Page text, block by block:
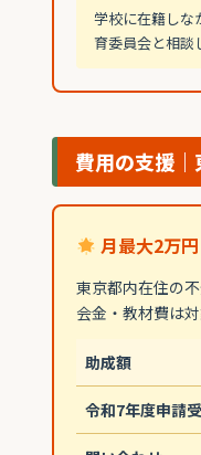
学校に在籍しな
育委員会と相談
費用の支援
月最大2万
東京都内在住の
会金・教材費は対
助成額
令和7年度申請